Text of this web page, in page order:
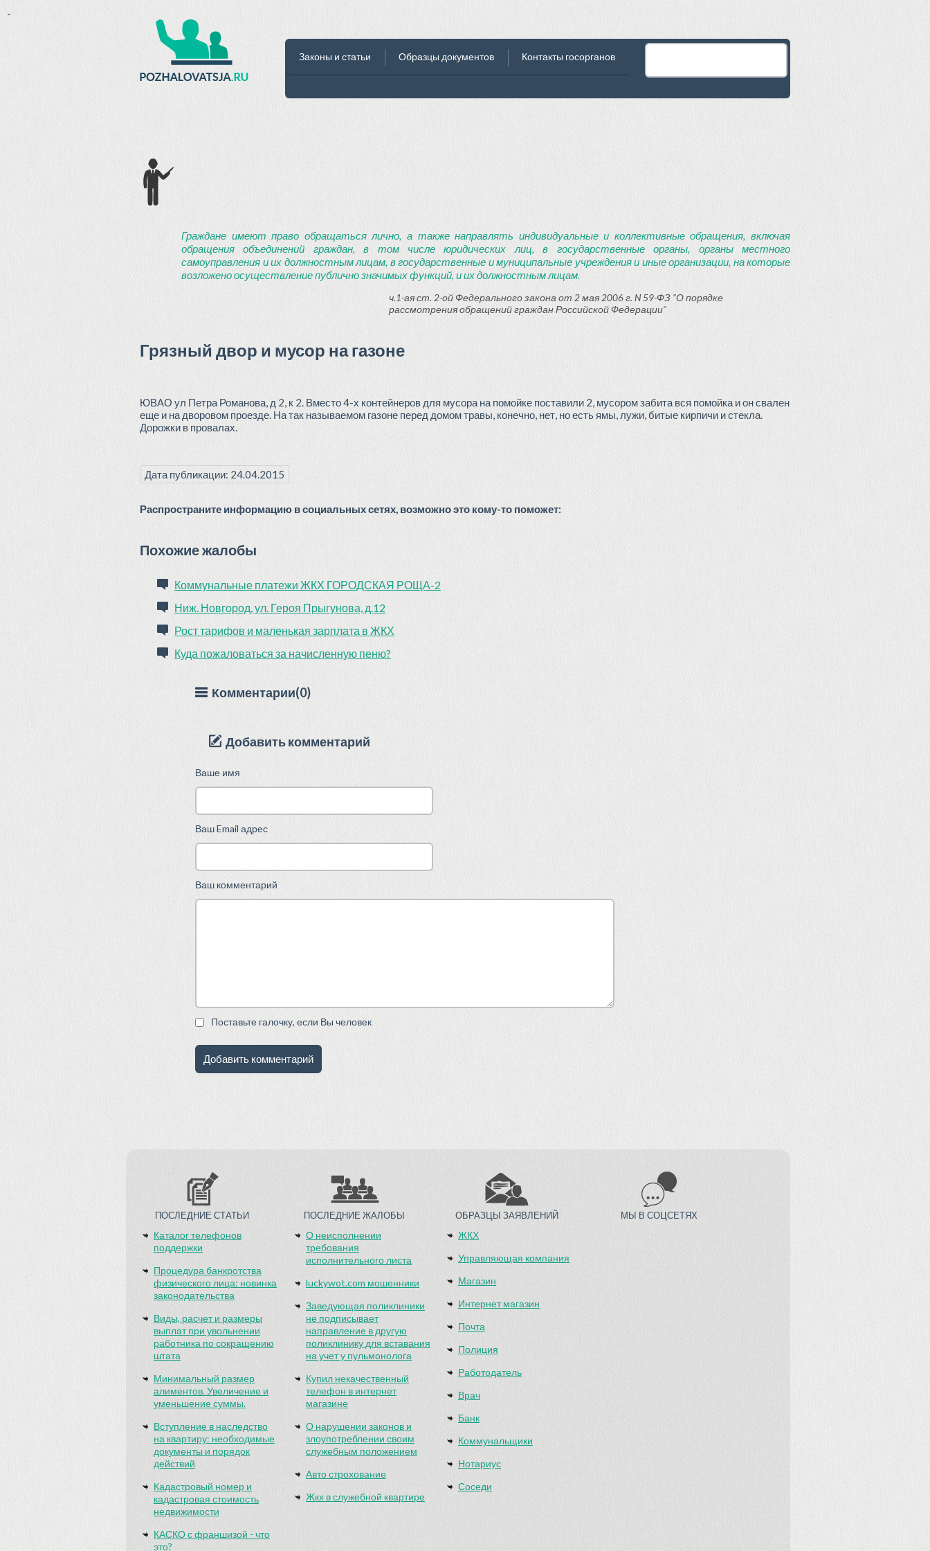
Законы и статьи Образцы документов Контакты госорганов
Граждане имеют право обращаться лично, а также направлять индивидуальные и коллективные обращения, включая
обращения объединений граждан, в том числе юридических лиц, в государственные органы, органы местного
самоуправления и их должностным лицам, в государственные и муниципальные учреждения и иные организации, на которые
возложено осуществление публично значимых функций, и их должностным лицам.
ч.1-ая ст. 2-ой Федерального закона от 2 мая 2006 г. N 59-ФЗ "О порядке
рассмотрения обращений граждан Российской Федерации"
Грязный двор и мусор на газоне
ЮВАО ул Петра Романова, д 2, к 2. Вместо 4-х контейнеров для мусора на помойке поставили 2, мусором забита вся помойка и он свален
еще и на дворовом проезде. На так называемом газоне перед домом травы, конечно, нет, но есть ямы, лужи, битые кирпичи и стекла.
Дорожки в провалах.
Дата публикации: 24.04.2015
Распространите информацию в социальных сетях, возможно это кому-то поможет:
Похожие жалобы
Коммунальные платежи ЖКХ ГОРОДСКАЯ РОЩА-2
Ниж. Новгород, ул. Героя Прыгунова, д.12
Рост тарифов и маленькая зарплата в ЖКХ
Куда пожаловаться за начисленную пеню?
Комментарии(0)
Добавить комментарий
Ваше имя
Ваш Email адрес
Ваш комментарий
Поставьте галочку, если Вы человек
ПОСЛЕДНИЕ СТАТЬИ
Каталог телефонов
поддержки
Процедура банкротства
физического лица: новинка
законодательства
Виды, расчет и размеры
выплат при увольнении
работника по сокращению
штата
Минимальный размер
алиментов. Увеличение и
уменьшение суммы.
Вступление в наследство
на квартиру: необходимые
документы и порядок
действий
Кадастровый номер и
кадастровая стоимость
недвижимости
КАСКО с франшизой - что
это?
ПОСЛЕДНИЕ ЖАЛОБЫ
О неисполнении
требования
исполнительного листа
luckywot.com мошенники
Заведующая поликлиники
не подписывает
направление в другую
поликлинику для вставания
на учет у пульмонолога
Купил некачественный
телефон в интернет
магазине
О нарушении законов и
злоупотреблении своим
служебным положением
Авто строхование
Жкх в служебной квартире
ОБРАЗЦЫ ЗАЯВЛЕНИЙ
ЖКХ
Управляющая компания
Магазин
Интернет магазин
Почта
Полиция
Работодатель
Врач
Банк
Коммунальщики
Нотариус
Соседи
МЫ В СОЦСЕТЯХ
-